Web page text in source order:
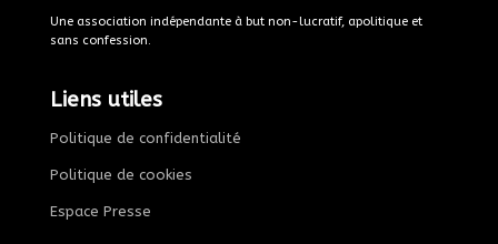
Une association indépendante à but non-lucratif, apolitique et
sans confession.
Liens utiles
Politique de confidentialité
Politique de cookies
Espace Presse